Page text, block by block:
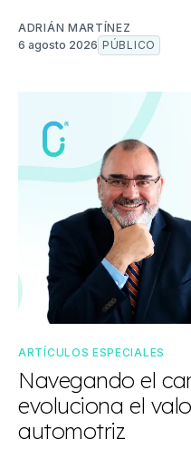
ADRIÁN MARTÍNEZ
6 agosto 2026 PÚBLICO
ARTÍCULOS ESPECIALES
Navegando el
evoluciona el
automotriz